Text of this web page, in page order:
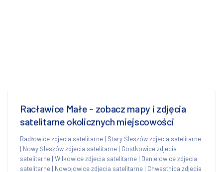
Racławice Małe - zobacz mapy i zdjęcia
satelitarne okolicznych miejscowości
Radłowice zdjecia satelitarne | Stary Śleszów zdjecia satelitarne
| Nowy Śleszów zdjecia satelitarne | Gostkowice zdjecia
satelitarne | Wilkowice zdjecia satelitarne | Danielowice zdjecia
satelitarne | Nowojowice zdjecia satelitarne | Chwastnica zdjecia